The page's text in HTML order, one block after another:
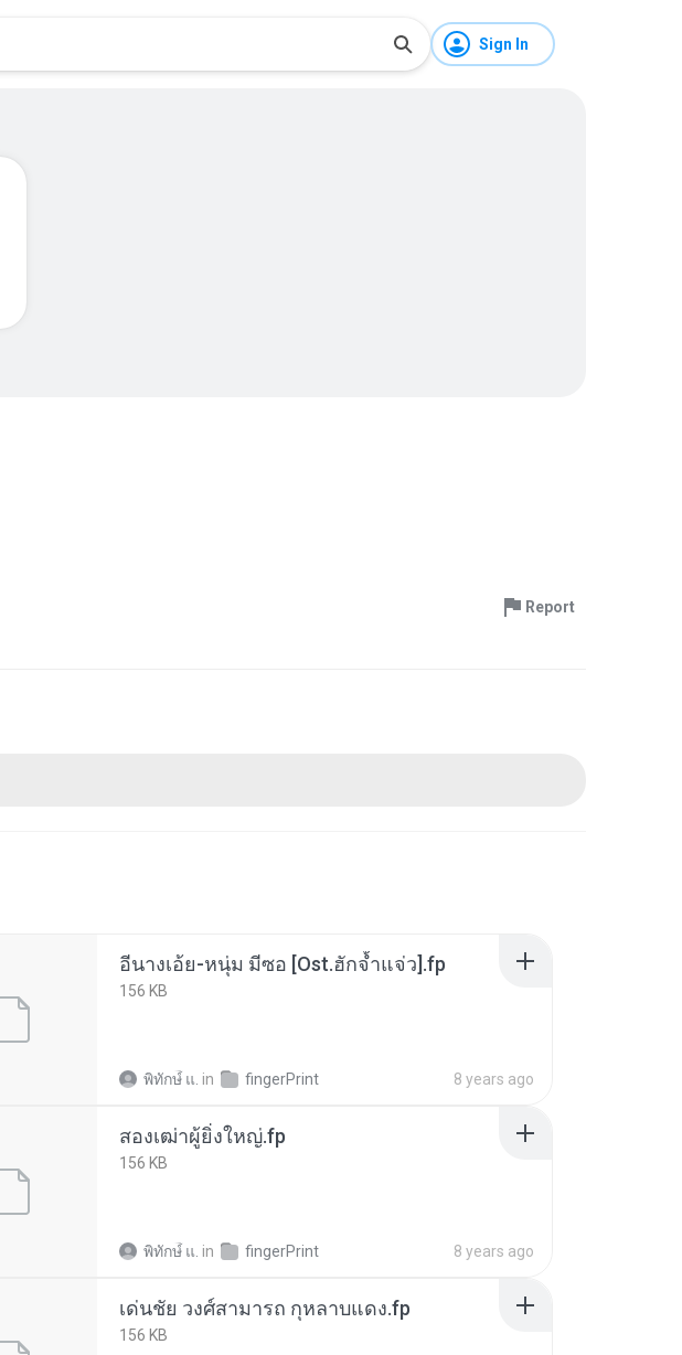
Sign In
Report
อีนางเอ้ย-หนุ่ม มีซอ [Ost.ฮักจ้ำแจ่ว].fp
156 KB
พิทักษ์ื แ. in fingerPrint 8 years ago
สองเฒ่าผู้ยิ่งใหญ่.fp
156 KB
พิทักษ์ื แ. in fingerPrint 8 years ago
เด่นชัย วงศ์สามารถ กุหลาบแดง.fp
156 KB